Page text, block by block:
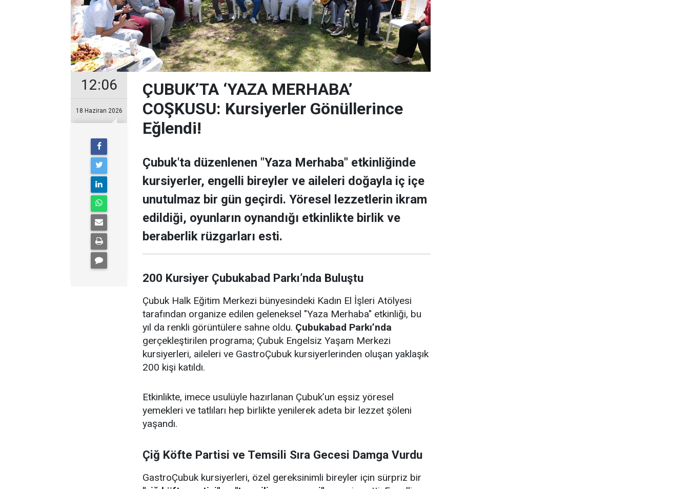
12:06
18 Haziran 2026
ÇUBUK’TA ‘YAZA MERHABA’
COŞKUSU: Kursiyerler Gönüllerince
Eğlendi!
Çubuk'ta düzenlenen "Yaza Merhaba" etkinliğinde
kursiyerler, engelli bireyler ve aileleri doğayla iç içe
unutulmaz bir gün geçirdi. Yöresel lezzetlerin ikram
edildiği, oyunların oynandığı etkinlikte birlik ve
beraberlik rüzgarları esti.
200 Kursiyer Çubukabad Parkı’nda Buluştu
Çubuk Halk Eğitim Merkezi bünyesindeki Kadın El İşleri Atölyesi
tarafından organize edilen geleneksel "Yaza Merhaba" etkinliği, bu
yıl da renkli görüntülere sahne oldu. Çubukabad Parkı’nda
gerçekleştirilen programa; Çubuk Engelsiz Yaşam Merkezi
kursiyerleri, aileleri ve GastroÇubuk kursiyerlerinden oluşan yaklaşık
200 kişi katıldı.
Etkinlikte, imece usulüyle hazırlanan Çubuk’un eşsiz yöresel
yemekleri ve tatlıları hep birlikte yenilerek adeta bir lezzet şöleni
yaşandı.
Çiğ Köfte Partisi ve Temsili Sıra Gecesi Damga Vurdu
GastroÇubuk kursiyerleri, özel gereksinimli bireyler için sürpriz bir